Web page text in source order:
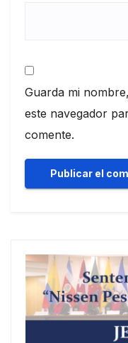
Guarda mi
este navegador
comente.